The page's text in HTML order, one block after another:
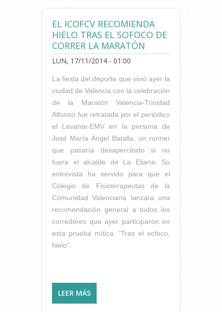
FISIOTERAPIA
EL ICOFCV RECOMIENDA
HIELO TRAS EL SOFOCO DE
CORRER LA MARATÓN
LUN, 17/11/2014 - 01:00
La fiesta del deporte que vivió ayer la
ciudad de Valencia con la celebración
de la Maratón Valencia-Trinidad
Alfonso fue retratada por el periódico
el Levante-EMV en la persona de
José María Ángel Batalla, un runner
que pasaría desapercibido si no
fuera el alcalde de La Eliana. Su
entrevista ha servido para que el
Colegio de Fisioterapeutas de la
Comunidad Valenciana lanzara una
recomendación general a todos los
corredores que ayer participaron en
esta prueba mítica: "Tras el sofoco,
hielo".
LEER MÁS
RECOMIENDA HIELO TRAS